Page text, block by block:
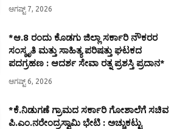
ಆಗಷ್ಟ್ 7, 2026
*ಆ.8 ರಂದು ಕೊಡಗು ಜಿಲ್ಲಾ ಸರ್ಕಾರಿ ನೌಕರರ
ಸಂಸ್ಕೃತಿ ಮತ್ತು ಸಾಹಿತ್ಯ ಪರಿಷತ್ತು ಘಟಕದ
ಪದಗ್ರಹಣ : ಆದರ್ಶ ಸೇವಾ ರತ್ನ ಪ್ರಶಸ್ತಿ ಪ್ರದಾನ*
ಆಗಷ್ಟ್ 6, 2026
*ಕೆ.ನಿಡುಗಣೆ ಗ್ರಾಮದ ಸರ್ಕಾರಿ ಗೋಶಾಲೆಗೆ ಸಚಿವ
ಪಿ.ಎಂ.ನರೇಂದ್ರಸ್ವಾಮಿ ಭೇಟಿ : ಅಚ್ಚುಕಟ್ಟು